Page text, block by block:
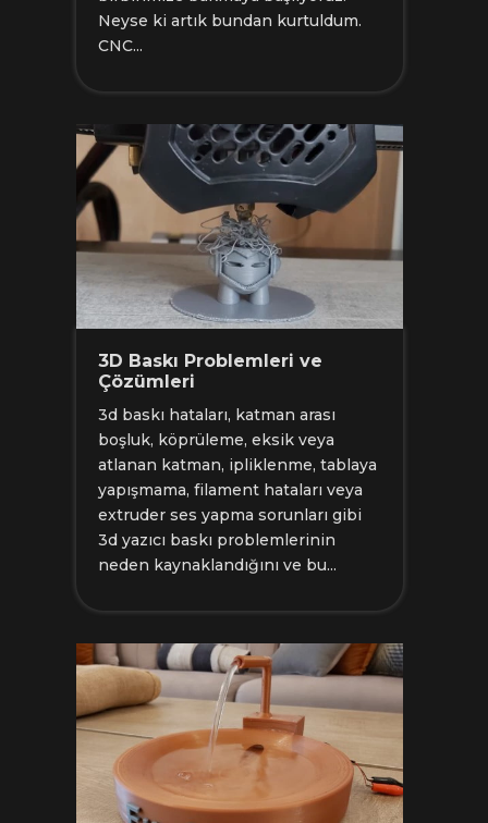
Neyse ki artık bundan kurtuldum.
CNC...
3D Baskı Problemleri ve
Çözümleri
3d baskı hataları, katman arası
boşluk, köprüleme, eksik veya
atlanan katman, ipliklenme, tablaya
yapışmama, filament hataları veya
extruder ses yapma sorunları gibi
3d yazıcı baskı problemlerinin
neden kaynaklandığını ve bu...